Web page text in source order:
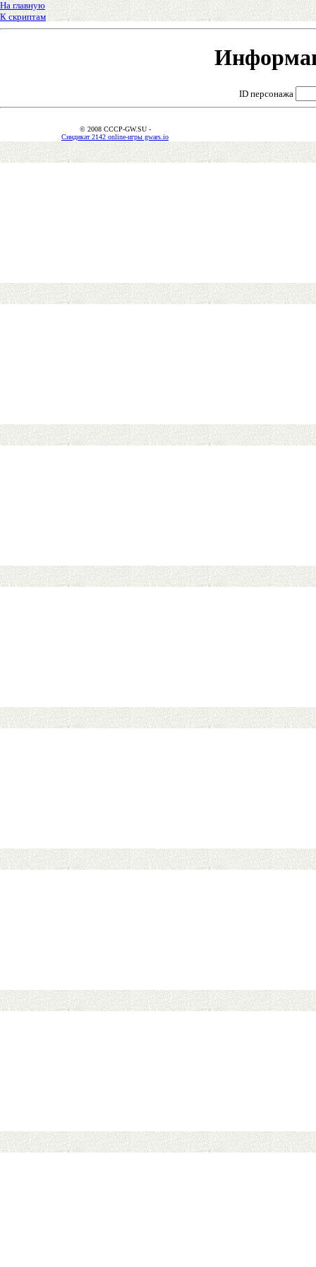
На главную
К скриптам
ID персонажа
© 2008 CCCP-GW.SU -
Синдикат 2142 online-игры gwars.io